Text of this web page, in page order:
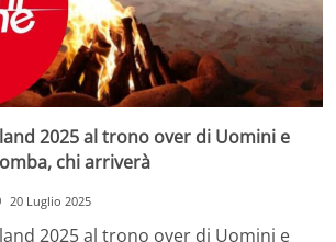
2025 al trono over di Uomini e
chi arriverà
20 Luglio 2025
2025 al trono over di Uomini e